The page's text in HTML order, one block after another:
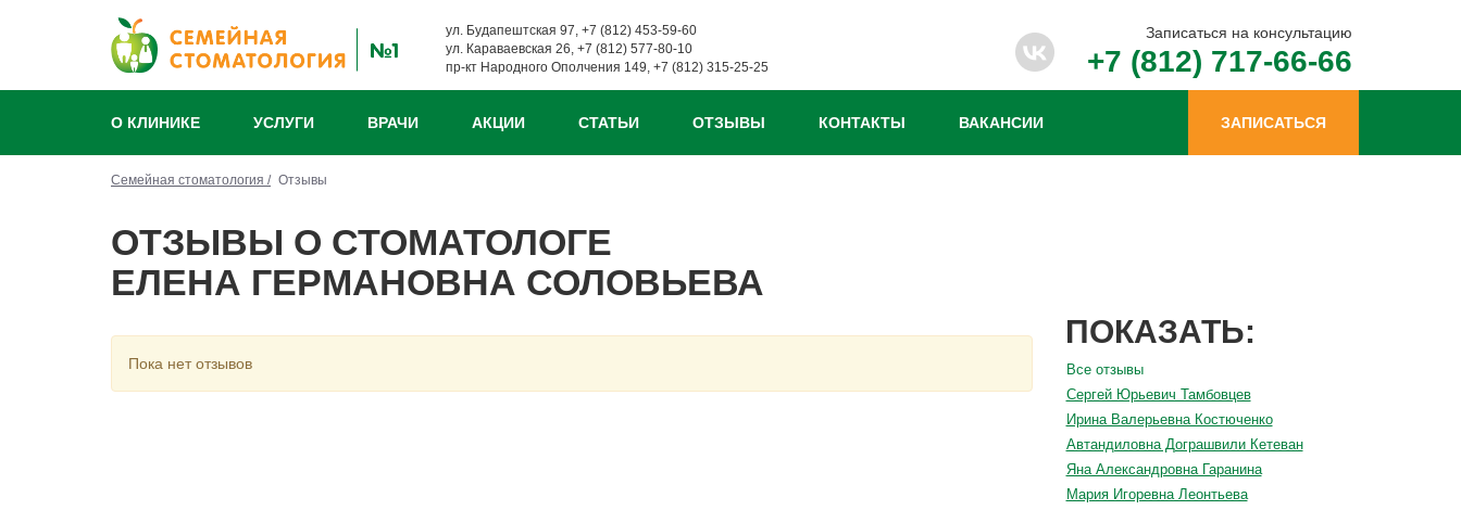
Записаться на консультацию
+7 (812) 717-66-66
ул. Будапештская 97, +7 (812) 453-59-60
ул. Караваевская 26, +7 (812) 577-80-10
пр-кт Народного Ополчения 149, +7 (812) 315-25-25
О КЛИНИКЕ УСЛУГИ ВРАЧИ АКЦИИ СТАТЬИ ОТЗЫВЫ КОНТАКТЫ ВАКАНСИИ ЗАПИСАТЬСЯ
Семейная стоматология / Отзывы
ОТЗЫВЫ О СТОМАТОЛОГЕ
ЕЛЕНА ГЕРМАНОВНА СОЛОВЬЕВА
Пока нет отзывов
ПОКАЗАТЬ:
Все отзывы
Сергей Юрьевич Тамбовцев
Ирина Валерьевна Костюченко
Автандиловна Дограшвили Кетеван
Яна Александровна Гаранина
Мария Игоревна Леонтьева